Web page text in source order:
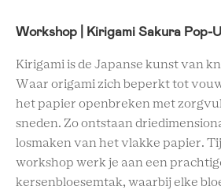
Workshop | Kirigami Sakura Pop-
Kirigami is de Japanse kunst van
Waar origami zich beperkt tot
het papier openbreken met
sneden. Zo ontstaan
losmaken van het vlakke papier.
workshop werk je aan een
kersenbloesemtak, waarbij elke